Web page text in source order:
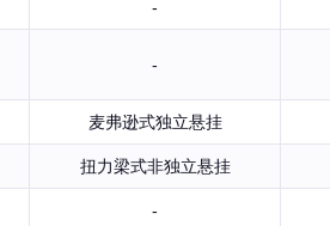
-
-
麦弗逊式独立悬挂
扭力梁式非独立悬挂
-